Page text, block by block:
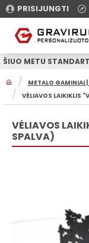
PRISIJUNGTI
O
M
E
METALO GAMINIAI
VĖLIAVOS LAIKIKLIS
ŠIUO METU
VĖLIAVOS
SPALVA)